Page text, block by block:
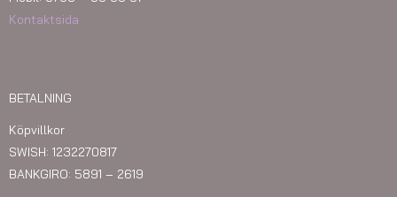
Kontaktsida
BETALNING
Köpvillkor
SWISH: 1232270817
BANKGIRO: 5891 – 2619